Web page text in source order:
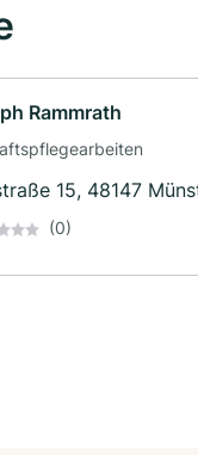
Rammrath
15, 48147
(0)